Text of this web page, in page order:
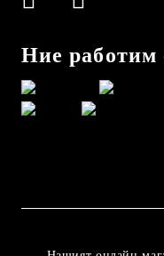
Ние работим